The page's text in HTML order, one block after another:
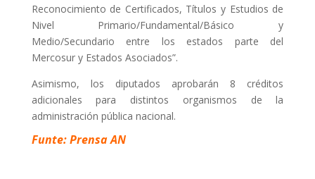
Reconocimiento de Certificados, Títulos y Estudios de
Nivel Primario/Fundamental/Básico y
Medio/Secundario entre los estados parte del
Mercosur y Estados Asociados”.
Asimismo, los diputados aprobarán 8 créditos
adicionales para distintos organismos de la
administración pública nacional.
Funte: Prensa AN